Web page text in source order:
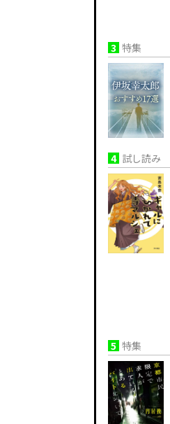
3 特集
4 試し読み
5 特集